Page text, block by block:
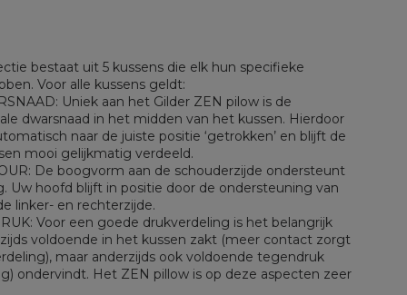
bestaat uit 5 kussens die elk hun specifieke
Voor alle kussens geldt:
Uniek aan het Gilder ZEN pilow is de
dwarsnaad in het midden van het kussen. Hierdoor
naar de juiste positie ‘getrokken’ en blijft de
mooi gelijkmatig verdeeld.
De boogvorm aan de schouderzijde ondersteunt
Uw hoofd blijft in positie door de ondersteuning van
linker- en rechterzijde.
Voor een goede drukverdeling is het belangrijk
voldoende in het kussen zakt (meer contact zorgt
maar anderzijds ook voldoende tegendruk
ondervindt. Het ZEN pillow is op deze aspecten zeer